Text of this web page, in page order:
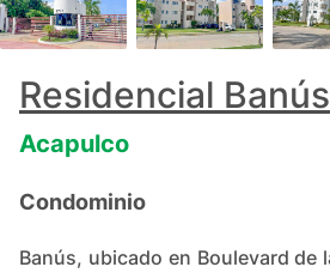
Residencial Banús
Acapulco
Condominio
Banús, ubicado en Boulevard de